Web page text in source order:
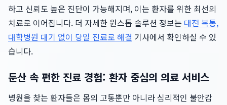
하고 신뢰도 높은 진단이 가능해지며, 이는 환자를 위한 최선의
치료로 이어집니다. 더 자세한 원스톱 솔루션 정보는 대전 복통,
대학병원 대기 없이 당일 진료로 해결 기사에서 확인하실 수 있
습니다.
둔산 속 편한 진료 경험: 환자 중심의 의료 서비스
병원을 찾는 환자들은 몸의 고통뿐만 아니라 심리적인 불안감